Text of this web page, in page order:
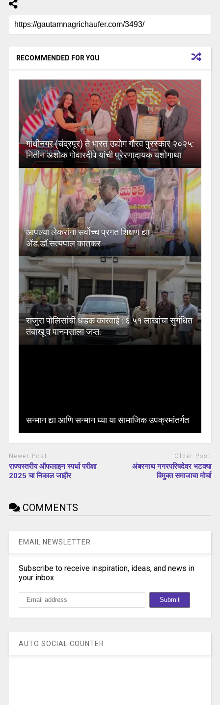
RECOMMENDED FOR YOU
गांधीनगर (चंद्रपूर) ते भारत उद्योग गौरव पुरस्कार २०२५:
नितीन अशोक गोवारदीपे यांची प्रेरणादायक यशोगाथा
आपल्या लेकरांना सर्वोच्च प्रगत शिक्षण द्या –
ॲड.डॉ.सत्यपाल कातकर
राजुरा पोलिसांची धडक कारवाई : ६.५१ लाखांचा सुगंधित
तंबाखू व पानमसाला जप्त.
सन्मान द्या आणि सन्मान घ्या या सामाजिक उपक्रमांतर्गत
Newer Post
राज्यस्तरीय ऑफलाइन स्पर्धा परीक्षा
2025 चा निकाल जाहीर
Older Post
अंबरनाथ नगरपरिषदेवर भटक्या
विमुक्त समाजाचा मोर्चा
COMMENTS
EMAIL NEWSLETTER
Subscribe to receive inspiration, ideas, and news in
your inbox
AUTO SOCIAL COUNTER